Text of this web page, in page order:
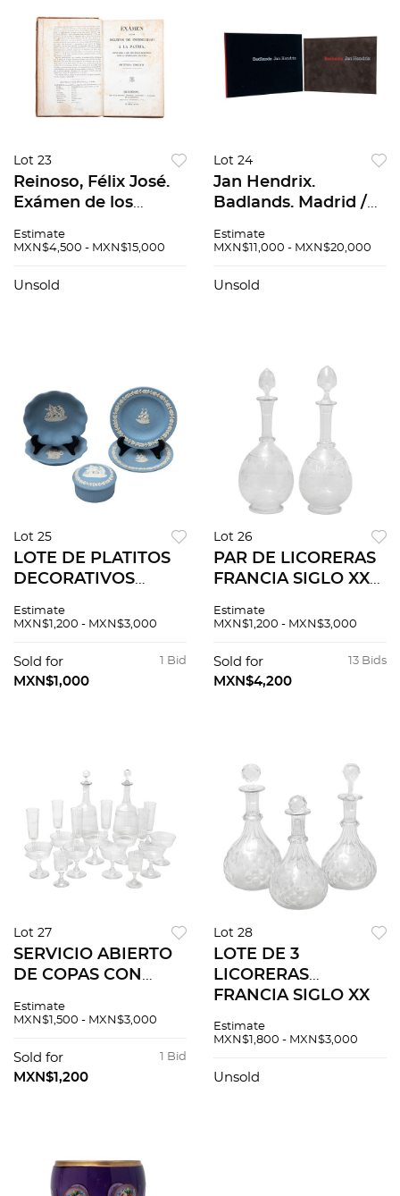
Lot 23
Reinoso, Félix José.
Exámen de los
Infidelidad á la
los Españoles...
Estimate
MXN$4,500 - MXN$15,000
Unsold
Lot 24
Jan Hendrix.
Badlands. Madrid /
Gráficas Palermo,
apaisado. Incluye 3
Estimate
MXN$11,000 - MXN$20,000
Unsold
Lot 25
LOTE DE PLATITOS
DECORATIVOS
XX Elaboradas en
Wedgwood En color
azul claro Consta
Estimate
MXN$1,200 - MXN$3,000
1 Bid
Sold for
MXN$1,000
Lot 26
PAR DE LICORERAS
FRANCIA SIGLO XX
transparente
esgrafiada Tipo
Imperio 32 cm altura
Estimate
MXN$1,200 - MXN$3,000
13 Bids
Sold for
MXN$4,200
Lot 27
SERVICIO ABIERTO
DE COPAS CON
FRANCIA SIGLO XX
transparente Diseño
orgánico Decoración
Estimate
MXN$1,500 - MXN$3,000
1 Bid
Sold for
MXN$1,200
Lot 28
LOTE DE 3
LICORERAS
FRANCIA SIGLO XX
transparente
esmerilada con vides
Estimate
MXN$1,800 - MXN$3,000
Unsold